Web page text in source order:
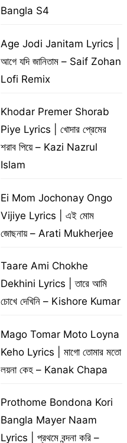
Bangla S4
Age Jodi Janitam Lyrics |
আগে যদি জানিতাম – Saif Zohan
Lofi Remix
Khodar Premer Shorab
Piye Lyrics | খোদার প্রেমের
শরাব পিয়ে – Kazi Nazrul
Islam
Ei Mom Jochonay Ongo
Vijiye Lyrics | এই মোম
জোছনায় – Arati Mukherjee
Taare Ami Chokhe
Dekhini Lyrics | তারে আমি
চোখে দেখিনি – Kishore Kumar
Mago Tomar Moto Loyna
Keho Lyrics | মাগো তোমার মতো
লয়না কেহ – Kanak Chapa
Prothome Bondona Kori
Bangla Mayer Naam
Lyrics | প্রথমে বন্দনা করি –